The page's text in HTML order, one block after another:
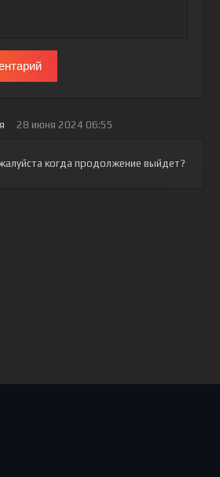
28 июня 2024 06:55
когда продолжение выйдет?